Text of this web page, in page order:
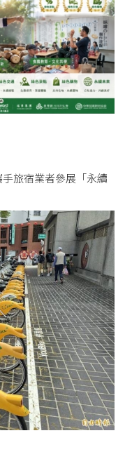
旅宿業者參展「永續